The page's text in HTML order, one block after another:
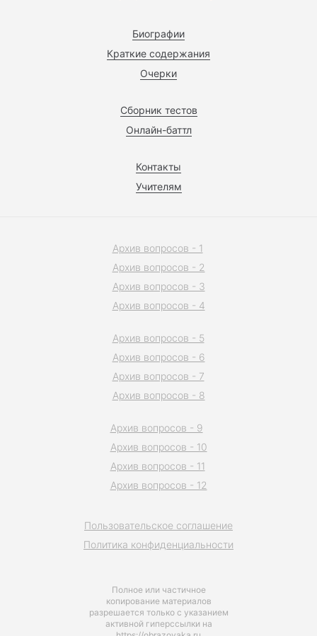
Биографии
Краткие содержания
Очерки
Сборник тестов
Онлайн-баттл
Контакты
Учителям
Полное или частичное
копирование материалов
разрешается только с указанием
активной гиперссылки на
Пользовательское соглашение
Политика конфиденциальности
Архив вопросов - 1
Архив вопросов - 2
Архив вопросов - 3
Архив вопросов - 4
Архив вопросов - 5
Архив вопросов - 6
Архив вопросов - 7
Архив вопросов - 8
Архив вопросов - 9
Архив вопросов - 10
Архив вопросов - 11
Архив вопросов - 12